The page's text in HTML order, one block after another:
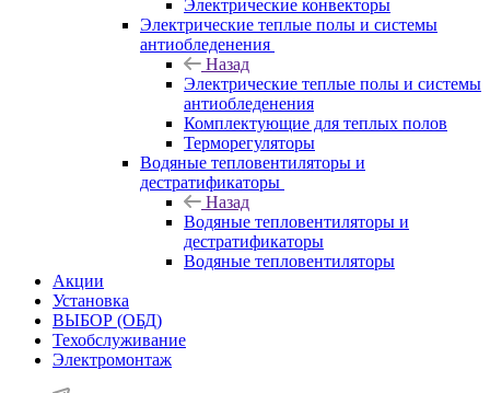
Электрические конвекторы
Электрические теплые полы и системы
антиобледенения
Назад
Электрические теплые полы и системы
антиобледенения
Комплектующие для теплых полов
Терморегуляторы
Водяные тепловентиляторы и
дестратификаторы
Назад
Водяные тепловентиляторы и
дестратификаторы
Водяные тепловентиляторы
Акции
Установка
ВЫБОР (ОБД)
Техобслуживание
Электромонтаж